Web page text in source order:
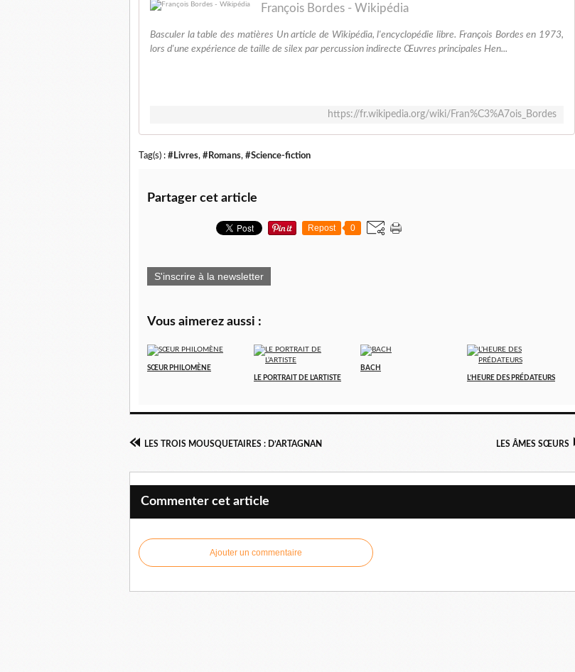
François Bordes - Wikipédia
Basculer la table des matières Un article de Wikipédia, l'encyclopédie libre. François Bordes en 1973,
lors d'une expérience de taille de silex par percussion indirecte Œuvres principales Hen...
https://fr.wikipedia.org/wiki/Fran%C3%A7ois_Bordes
Tag(s) : #Livres, #Romans, #Science-fiction
Partager cet article
Repost 0
S'inscrire à la newsletter
Vous aimerez aussi :
SŒUR PHILOMÈNE
LE PORTRAIT DE L’ARTISTE
BACH
L’HEURE DES PRÉDATEURS
LES TROIS MOUSQUETAIRES : D’ARTAGNAN LES ÂMES SŒURS
Commenter cet article
Ajouter un commentaire